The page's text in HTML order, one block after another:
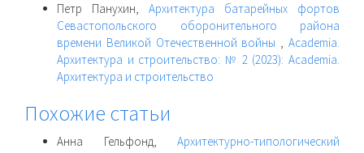
Петр Панухин, Архитектура батарейных фортов
Севастопольского оборонительного района
времени Великой Отечественной войны ,Academia.
Архитектура и строительство: № 2 (2023): Academia.
Архитектура и строительство
Похожие статьи
Анна Гельфонд, Архитектурно-типологический